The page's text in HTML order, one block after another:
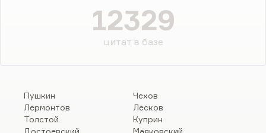
12329
цитат в базе
Пушкин
Лермонтов
Толстой
Достоевский
Чехов
Лесков
Куприн
Маяковский